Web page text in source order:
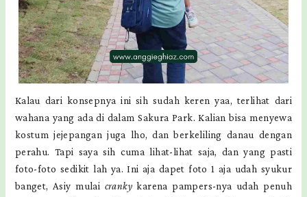
Kalau dari konsepnya ini sih sudah keren yaa, terlihat dari
wahana yang ada di dalam Sakura Park. Kalian bisa menyewa
kostum jejepangan juga lho, dan berkeliling danau dengan
perahu. Tapi saya sih cuma lihat-lihat saja, dan yang pasti
foto-foto sedikit lah ya. Ini aja dapet foto 1 aja udah syukur
banget, Asiy mulai crankykarena pampers-nya udah penuh